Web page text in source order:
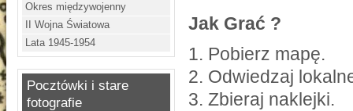
Okres międzywojenny
II Wojna Światowa
Lata 1945-1954
Pocztówki i stare
fotografie
Jak Grać ?
1. Pobierz mapę.
2. Odwiedzaj
3. Zbieraj naklejki.